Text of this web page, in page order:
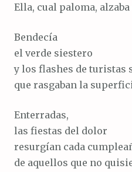
Ella, cual paloma,
Bendecía
el verde siestero
y los flashes de turistas
que rasgaban la
Enterradas,
las fiestas del dolor
resurgían cada
de aquellos que no